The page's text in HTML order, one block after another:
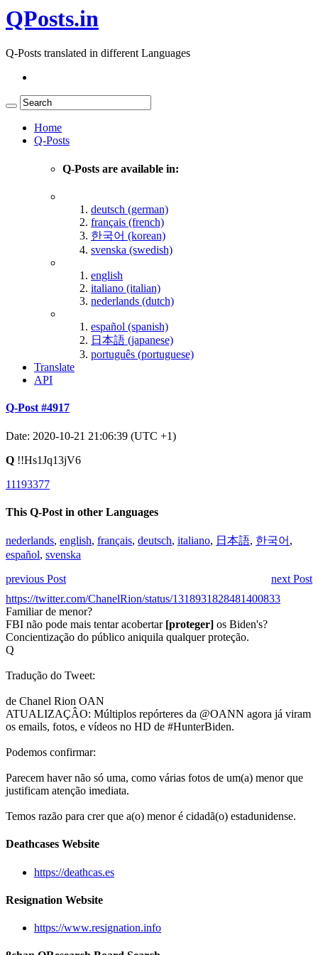
QPosts.in
Q-Posts translated in different Languages
Home
Q-Posts
Q-Posts are available in:
deutsch (german)
français (french)
한국어 (korean)
svenska (swedish)
english
italiano (italian)
nederlands (dutch)
español (spanish)
日本語 (japanese)
português (portuguese)
Translate
API
Q-Post #4917
Date: 2020-10-21 21:06:39 (UTC +1)
Q !!Hs1Jq13jV6
11193377
This Q-Post in other Languages
nederlands, english, français, deutsch, italiano, 日本語, 한국어 ,
español, svenska
previous Post
next Post
https://twitter.com/ChanelRion/status/1318931828481400833
Familiar de menor?
FBI não pode mais tentar acobertar [proteger] os Biden's?
Concientização do público aniquila qualquer proteção.
Q
Tradução do Tweet:
de Chanel Rion OAN
ATUALIZAÇÂO: Múltiplos repórteres da @OANN agora já viram
os emails, fotos, e vídeos no HD de #HunterBiden.
Podemos confirmar:
Parecem haver não só uma, como várias fotos de um(a) menor que
justificam atenção imediata.
Temos razão para crer que a(o) menor é cidadã(o) estadunidense.
Deathcases Website
https://deathcas.es
Resignation Website
https://www.resignation.info